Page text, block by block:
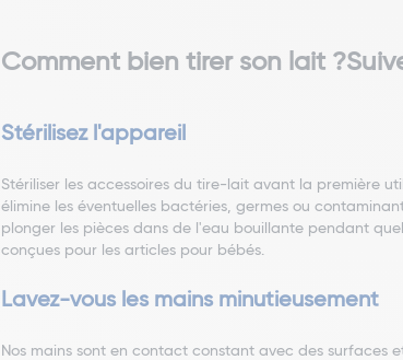
Comment bien tirer son lait
Stérilisez l'appareil
Stériliser les accessoires du tire-lait avant la première
élimine les éventuelles bactéries, germes ou
plonger les pièces dans de l'eau bouillante pendant
conçues pour les articles pour bébés.
Lavez-vous les mains minutieusement
Nos mains sont en contact constant avec des surfaces